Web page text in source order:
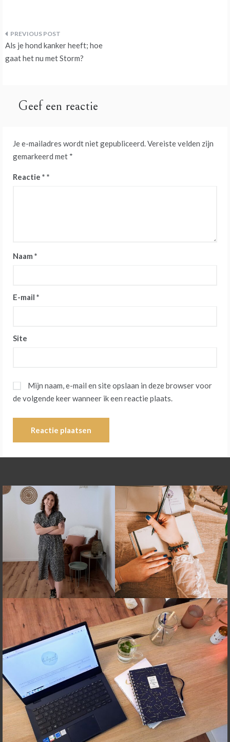
Bericht
navigatie
Als je hond kanker heeft; hoe
gaat het nu met Storm?
Geef een reactie
Je e-mailadres wordt niet gepubliceerd.Vereiste velden zijn
gemarkeerd met *
Reactie *
Naam *
E-mail *
Site
Mijn naam, e-mail en site opslaan in deze browser voor
de volgende keer wanneer ik een reactie plaats.